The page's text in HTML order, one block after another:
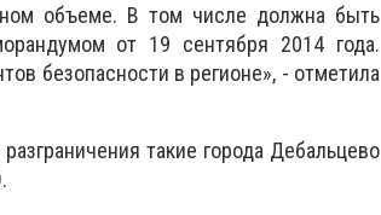
объеме. В том числе должна быть
от 19 сентября 2014 года.
безопасности в регионе», - отметила
такие города Дебальцево